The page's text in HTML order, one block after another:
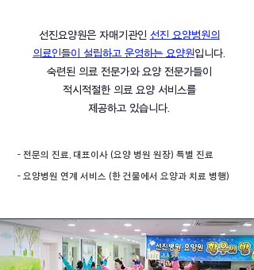
선진요양원은 자매기관인 선진 요양병원의
의료인들이 설립하고 운영하는 요양원입니다.
숙련된 의료 전문가와 요양 전문가들이
적시적절한 의료 요양 서비스를
제공하고 있습니다.
- 전문의 진료, 대표이사 (요양 병원 원장) 특별 진료
- 요양병원 연계 서비스 (한 건물에서 요양과 치료 병행)